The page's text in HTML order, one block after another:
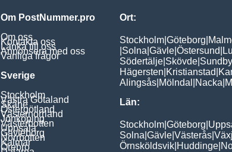
Om PostNummer.pro
Om oss
Kontakta oss
Länka till oss
Annonsera med oss
Vanliga frågor
Sverige
Stockholm
Västra Götaland
Skåne
Östergötland
Västernorrland
Jönköping
Västerbotten
Uppsala
Gävleborg
Norrbotten
Kalmar
Örebro
Ort:
Stockholm Göteborg
Solna Gävle Östersund
Södertälje Skövde
Hägersten Kristianstad
Alingsås Mölndal Nacka
Län:
Stockholm Göteborg
Solna Gävle Västerås
Örnsköldsvik Huddinge